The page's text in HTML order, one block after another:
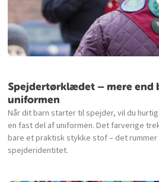
Spejdertørklædet – mere end
uniformen
Når dit barn starter til spejder, vil du
en fast del af uniformen. Det farverige
bare et praktisk stykke stof – det
spejderidentitet.